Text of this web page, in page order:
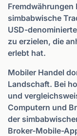
Fremdwährungen
simbabwische
USD-
zu erzielen, die
erlebt hat.
Mobiler Handel
Landschaft. Bei
und
Computern und
der
Broker-Mobile-